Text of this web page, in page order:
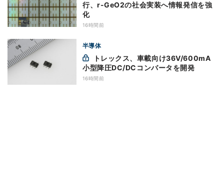
行、r-GeO2の社会実装へ情報発信を強
化
16時間前
半導体
小型降圧DC/DCコンバータを開発
16時間前